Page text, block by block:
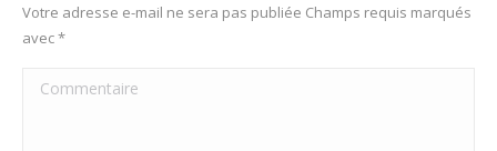
Votre adresse e-mail ne sera pas publiée Champs requis marqués
avec*
Commentaire